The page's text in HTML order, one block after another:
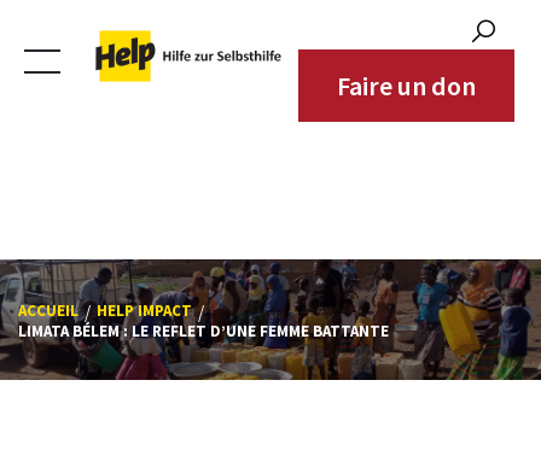
Bénéficiaires Zones d'intervention
Faire un don
ACCUEIL
HELP IMPACT
LIMATA BÉLEM : LE REFLET D’UNE FEMME BATTANTE